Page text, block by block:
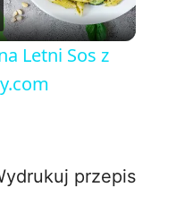
Letni Sos z
przepis